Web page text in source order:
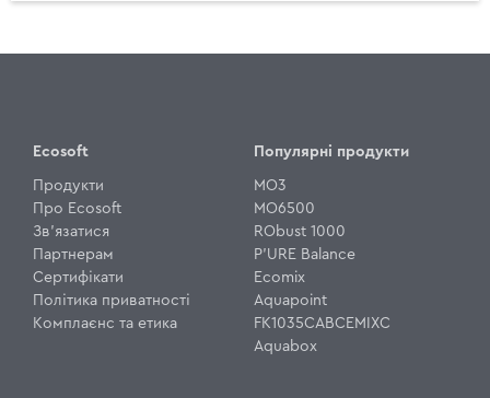
Ecosoft
Продукти
Про Ecosoft
Зв'язатися
Партнерам
Сертифікати
Політика приватності
Комплаєнс та етика
Популярні продукти
MO3
MO6500
RObust 1000
P'URE Balance
Ecomix
Aquapoint
FK1035CABCEMIXC
Aquabox